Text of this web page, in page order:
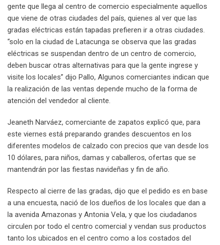
gente que llega al centro de comercio especialmente aquellos
que viene de otras ciudades del país, quienes al ver que las
gradas eléctricas están tapadas prefieren ir a otras ciudades.
“solo en la ciudad de Latacunga se observa que las gradas
eléctricas se suspendan dentro de un centro de comercio,
deben buscar otras alternativas para que la gente ingrese y
visite los locales” dijo Pallo, Algunos comerciantes indican que
la realización de las ventas depende mucho de la forma de
atención del vendedor al cliente.
Jeaneth Narváez, comerciante de zapatos explicó que, para
este viernes está preparando grandes descuentos en los
diferentes modelos de calzado con precios que van desde los
10 dólares, para niños, damas y caballeros, ofertas que se
mantendrán por las fiestas navideñas y fin de año.
Respecto al cierre de las gradas, dijo que el pedido es en base
a una encuesta, nació de los dueños de los locales que dan a
la avenida Amazonas y Antonia Vela, y que los ciudadanos
circulen por todo el centro comercial y vendan sus productos
tanto los ubicados en el centro como a los costados del